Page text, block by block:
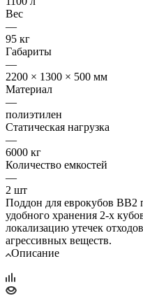
Вес
—
95 кг
Габариты
—
2200 × 1300 × 500 мм
Материал
—
полиэтилен
Статическая нагрузка
—
6000 кг
Количество емкостей
—
2 шт
Поддон для еврокубов BB2
удобного хранения 2-х
локализацию утечек
агрессивных веществ.
Описание